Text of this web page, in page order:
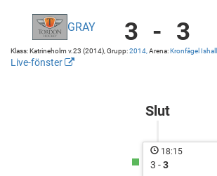
Tordön
Hockey
-
Kronfågel
Ishall
Kronfågel
GRAY 3 - 3
Klass: Katrineholm v.23 (2014), Grupp:2014, Arena:Kronfågel Ishall,
Live-fönster
Slut
18:15
3 -3